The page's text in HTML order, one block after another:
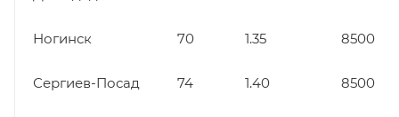
Ногинск 70 1.35 8500
Сергиев-Посад 74 1.40 8500